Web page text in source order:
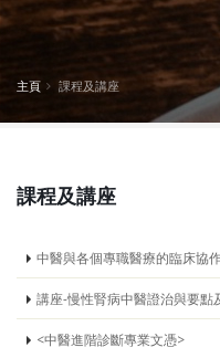
主頁 課程及講座
課程及講座
中醫與各個專職醫療的臨床協
講座-慢性腎病中醫證治與要點
<中醫進階診斷專業文憑>